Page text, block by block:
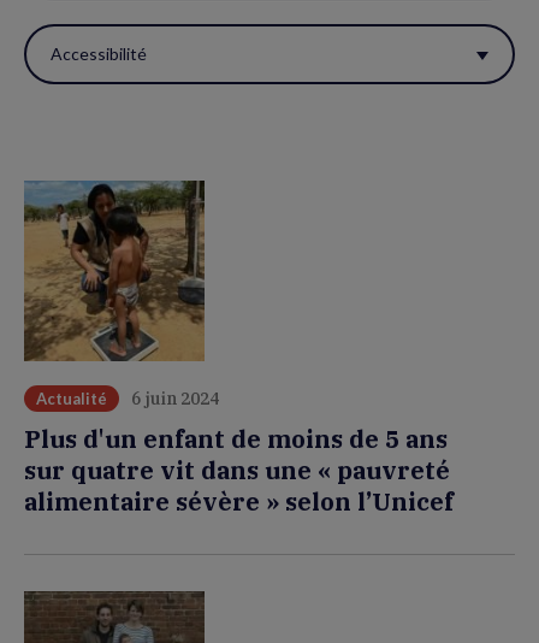
Accessibilité
Actualité 6 juin 2024
Plus d'un enfant de moins de 5 ans
sur quatre vit dans une « pauvreté
alimentaire sévère » selon l’Unicef